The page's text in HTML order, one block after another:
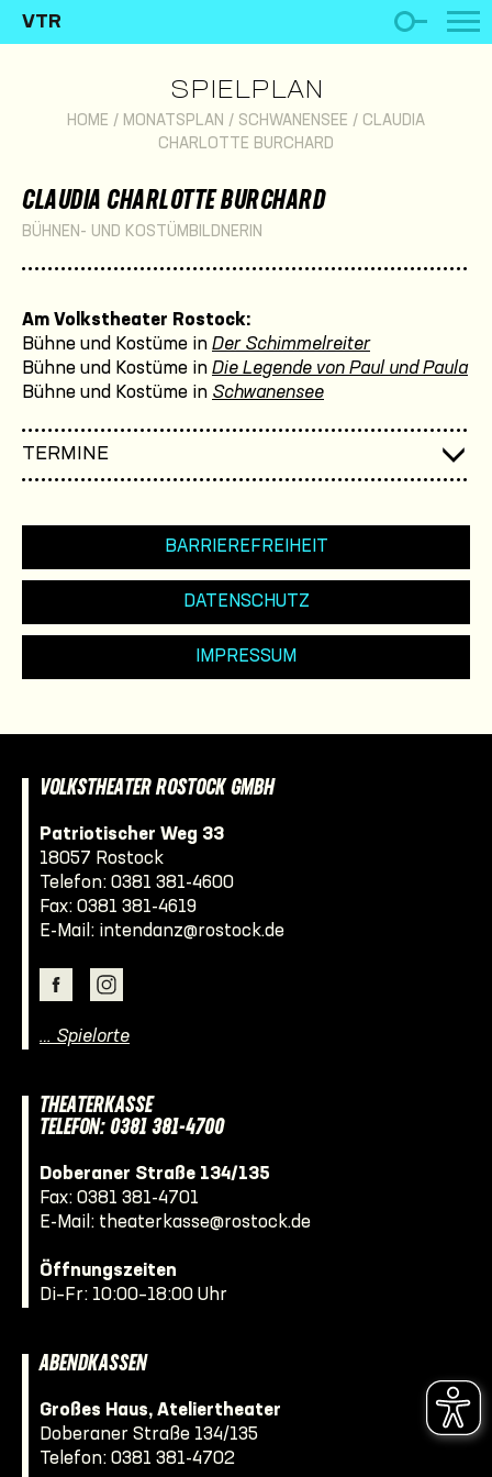
VTR
SPIELPLAN
HOME / MONATSPLAN / SCHWANENSEE / CLAUDIA
CHARLOTTE BURCHARD
CLAUDIA CHARLOTTE BURCHARD
BÜHNEN- UND KOSTÜMBILDNERIN
Am Volkstheater Rostock:
Bühne und Kostüme in Der Schimmelreiter
Bühne und Kostüme in Die Legende von Paul und Paula
Bühne und Kostüme in Schwanensee
TERMINE
BARRIEREFREIHEIT
DATENSCHUTZ
IMPRESSUM
VOLKSTHEATER ROSTOCK GMBH
Patriotischer Weg 33
18057 Rostock
Telefon: 0381 381-4600
Fax: 0381 381-4619
E-Mail: intendanz@rostock.de
… Spielorte
THEATERKASSE
TELEFON: 0381 381-4700
Doberaner Straße 134/135
Fax: 0381 381-4701
E-Mail: theaterkasse@rostock.de
Öffnungszeiten
Di–Fr: 10:00–18:00 Uhr
ABENDKASSEN
Großes Haus, Ateliertheater
Doberaner Straße 134/135
Telefon: 0381 381-4702